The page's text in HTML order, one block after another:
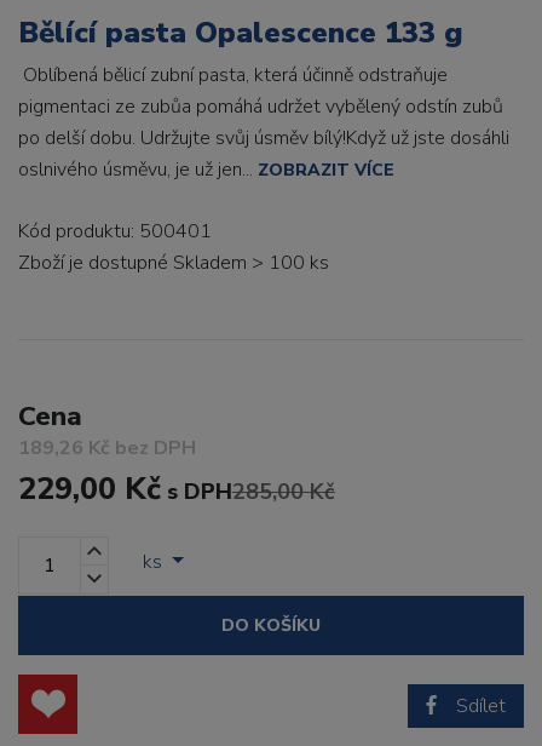
Bělící pasta Opalescence 133 g
Oblíbená bělicí zubní pasta, která účinně odstraňuje
pigmentaci ze zubůa pomáhá udržet vybělený odstín zubů
po delší dobu. Udržujte svůj úsměv bílý!Když už jste dosáhli
oslnivého úsměvu, je už jen... ZOBRAZIT VÍCE
Kód produktu: 500401
Zboží je dostupné Skladem > 100 ks
Cena
189,26 Kč bez DPH
229,00 Kč s DPH285,00 Kč
ks
DO KOŠÍKU
Sdílet